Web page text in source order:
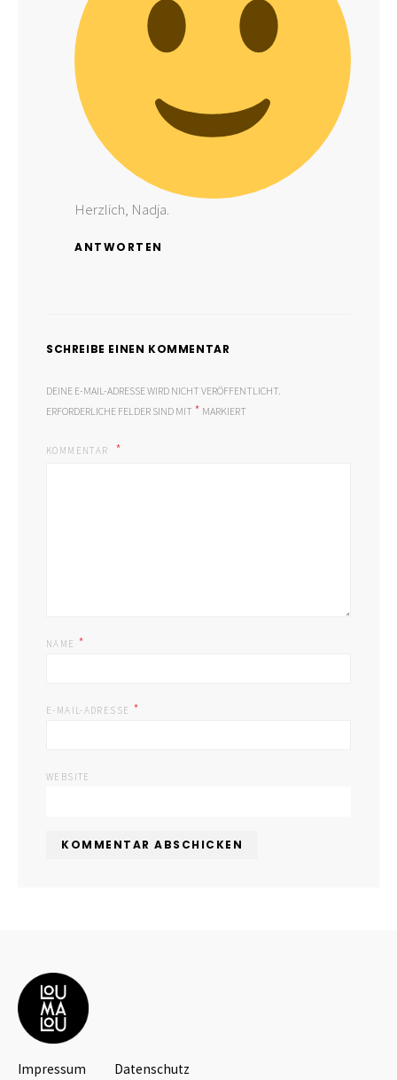
Herzlich, Nadja.
ANTWORTEN
SCHREIBE EINEN KOMMENTAR
DEINE E-MAIL-ADRESSE WIRD NICHT VERÖFFENTLICHT.
ERFORDERLICHE FELDER SIND MIT * MARKIERT
KOMMENTAR
NAME *
E-MAIL-ADRESSE *
WEBSITE
Impressum Datenschutz